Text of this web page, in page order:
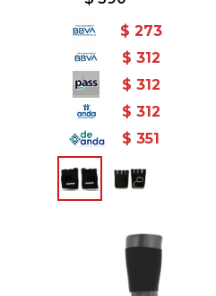
$ 273
$ 312
$ 312
$ 312
$ 351